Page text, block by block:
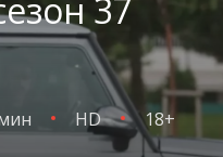
37
HD 18+